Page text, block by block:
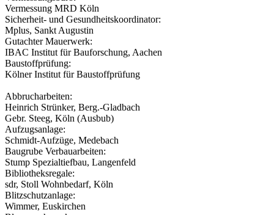
Vermessung MRD Köln
Sicherheit- und Gesundheitskoordinator:
Mplus, Sankt Augustin
Gutachter Mauerwerk:
IBAC Institut für Bauforschung, Aachen
Baustoffprüfung:
Kölner Institut für Baustoffprüfung
Abbrucharbeiten:
Heinrich Strünker, Berg.-Gladbach
Gebr. Steeg, Köln (Ausbub)
Aufzugsanlage:
Schmidt-Aufzüge, Medebach
Baugrube Verbauarbeiten:
Stump Spezialtiefbau, Langenfeld
Bibliotheksregale:
sdr, Stoll Wohnbedarf, Köln
Blitzschutzanlage:
Wimmer, Euskirchen